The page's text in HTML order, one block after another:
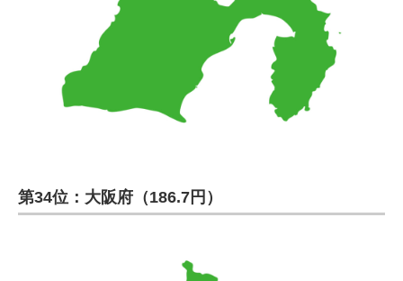
第34位：大阪府（186.7円）